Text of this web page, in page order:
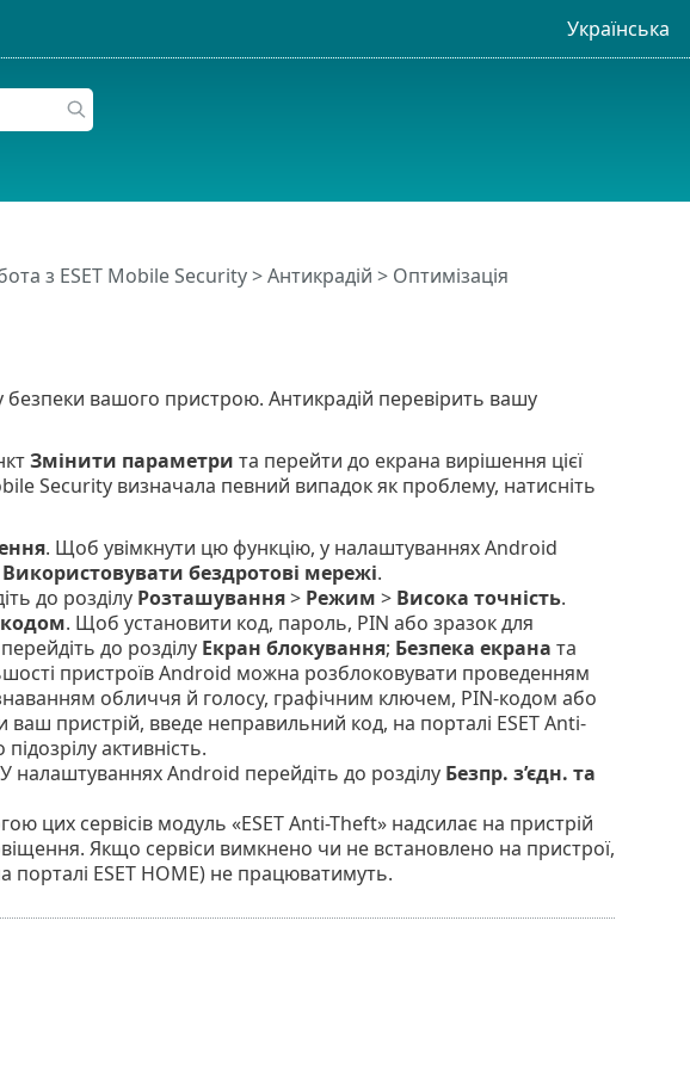
Українська
з ESET Mobile Security >Антикрадій > Оптимізація
безпеки вашого пристрою. Антикрадій перевірить вашу
Змінити параметри та перейти до екрана вирішення цієї
Security визначала певний випадок як проблему, натисніть
. Щоб увімкнути цю функцію, у налаштуваннях Android
Використовувати бездротові мережі.
до розділу Розташування> Режим > Висока точність.
. Щоб установити код, пароль, PIN або зразок для
до розділу Екран блокування; Безпека екрана та
пристроїв Android можна розблоковувати проведенням
обличчя й голосу, графічним ключем, PIN-кодом або
пристрій, введе неправильний код, на порталі ESET Anti-
активність.
налаштуваннях Android перейдіть до розділу Безпр. з’єдн. та
цих сервісів модуль «ESET Anti-Theft» надсилає на пристрій
Якщо сервіси вимкнено чи не встановлено на пристрої,
порталі ESET HOME) не працюватимуть.